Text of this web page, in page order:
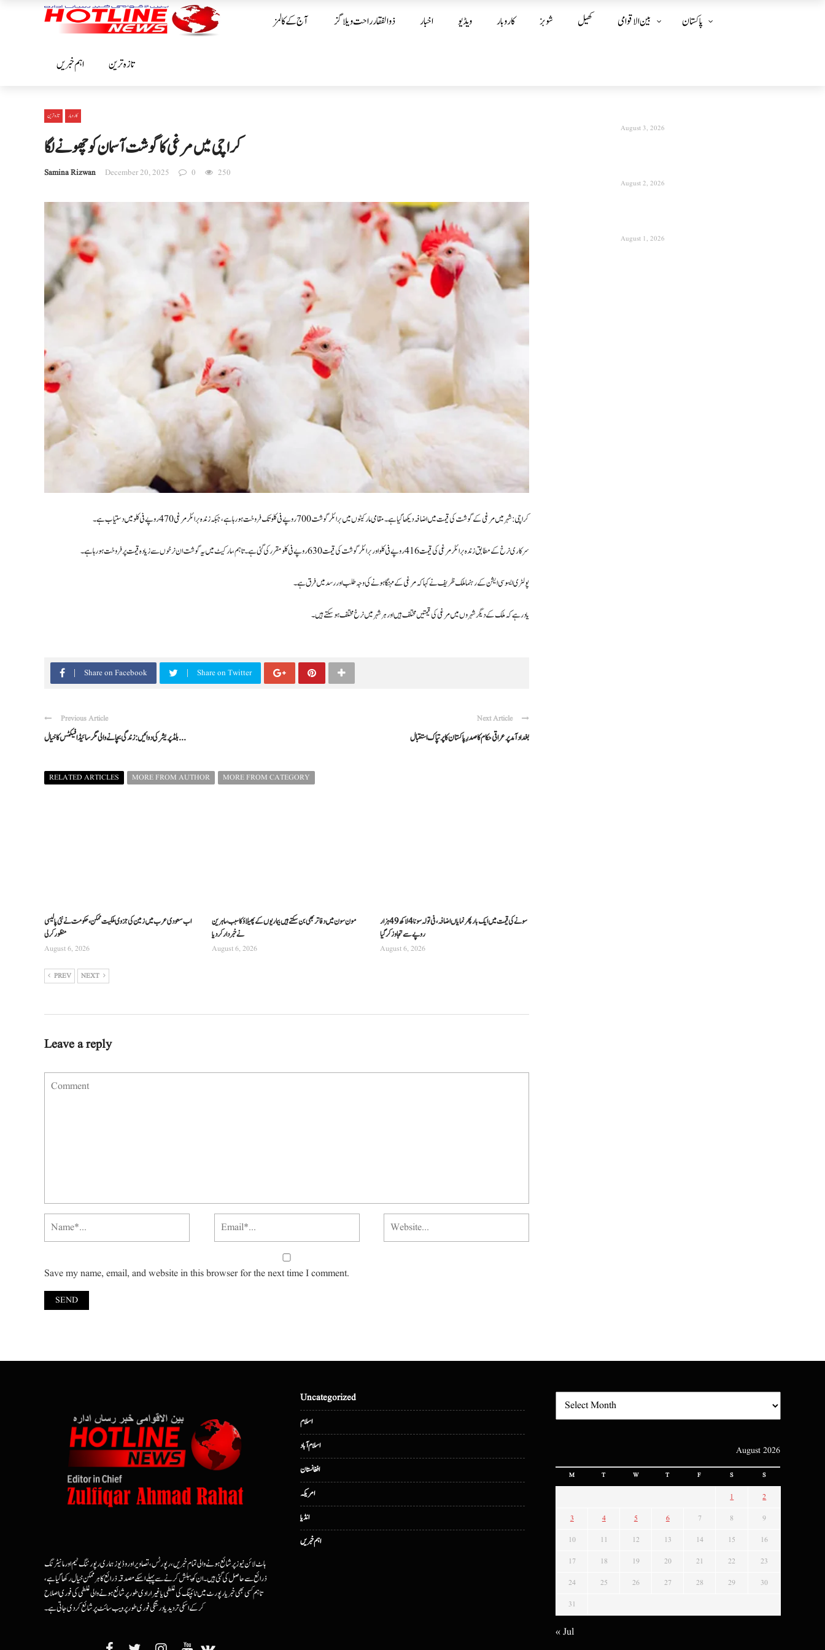
آج کے کالمز ذوالفقار راحت ویلاگز اخبار ویڈیو کاروبار شوبز کھیل بین الا قوامی پاکستان
اہم خبریں تازہ ترین
تازہ ترین کاروبار
کراچی میں مرغی کا گوشت آسمان کو چھونے لگا
Samina Rizwan December 20, 2025 0 250
کراچی: شہر میں مرغی کے گوشت کی قیمت میں اضافہ دیکھا گیا ہے۔ مقامی مارکیٹوں میں برائلر گوشت 700 روپے فی کلو تک فروخت ہو رہا ہے، جبکہ زندہ برائلر مرغی 470 روپے فی کلو میں دستیاب ہے۔
سرکاری نرخ کے مطابق زندہ برائلر مرغی کی قیمت 416 روپے فی کلو اور برائلر گوشت کی قیمت 630 روپے فی کلو مقرر کی گئی ہے۔ تاہم، مارکیٹ میں یہ گوشت ان نرخوں سے زیادہ قیمت پر فروخت ہو رہا ہے۔
پولٹری ایسوسی ایشن کے رہنما ملک ظریف نے کہا کہ مرغی کے مہنگا ہونے کی وجہ طلب اور رسد میں فرق ہے۔
یاد رہے کہ ملک کے دیگر شہروں میں مرغی کی قیمتیں مختلف ہیں اور ہر شہر میں نرخ مختلف ہو سکتے ہیں۔
Share on Facebook Share on Twitter
Previous Article
بلڈ پریشر کی دوائیں: زندگی بچانے والی مگر سائیڈ افیکٹس کا خیال ...
Next Article
بغداد آمد پر عراقی حکام کا صدرِ پاکستان کا پرتپاک استقبال
RELATED ARTICLES MORE FROM AUTHOR MORE FROM CATEGORY
اب سعودی عرب میں زمین کی جزوی ملکیت ممکن، حکومت نے نئی پالیسی
منظور کرلی
August 6, 2026
مون سون میں دفاتر بھی بن سکتے ہیں بیماریوں کے پھیلاؤ کا سبب، ماہرین
نے خبردار کر دیا
August 6, 2026
سونے کی قیمت میں ایک بار پھر نمایاں اضافہ، فی تولہ سونا 4 لاکھ 49 ہزار
روپے سے تجاوز کرگیا
August 6, 2026
PREV NEXT
Leave a reply
Save my name, email, and website in this browser for the next time I comment.
August 3, 2026
August 2, 2026
August 1, 2026
ہاٹ لائن نیوز پر شائع ہونے والی تمام خبریں، رپورٹس، تصاویر اور وڈیوز ہماری رپورٹنگ ٹیم اور مانیٹرنگ
ذرائع سے حاصل کی گئی ہیں۔ ان کو پبلش کرنے سے پہلے اسکے مصدقہ ذرائع کا ہرممکن خیال رکھا گیا ہے،
تاہم کسی بھی خبر یا رپورٹ میں ٹائپنگ کی غلطی یا غیرارادی طور پر شائع ہونے والی غلطی کی فوری اصلاح
کرکے اسکی تردید یا درستگی فوری طور پر ویب سائٹ پر شائع کردی جاتی ہے۔
Uncategorized
اسلام
اسلام آباد
افغانستان
امریکہ
انڈیا
اہم خبریں
August 2026
M T W T F S S
1 2
3 4 5 6 7 8 9
10 11 12 13 14 15 16
17 18 19 20 21 22 23
24 25 26 27 28 29 30
31
« Jul